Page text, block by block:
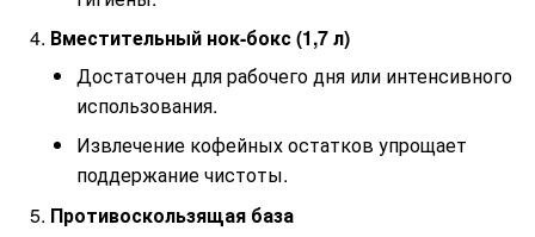
Вместительный нок-бокс (1,7 л)
Достаточен для рабочего дня или интенсивного
использования.
Извлечение кофейных остатков упрощает
поддержание чистоты.
Противоскользящая база